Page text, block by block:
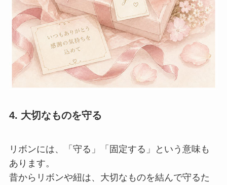
4. 大切なものを守る
リボンには、「守る」「固定する」という意味も
あります。
昔からリボンや紐は、大切なものを結んで守るた